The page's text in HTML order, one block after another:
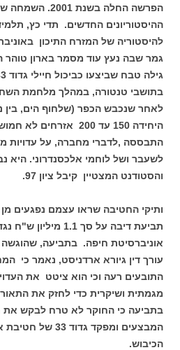
הפרשה החלה בשנת
ההיסטוריונים החדשים. תדי כץ,
להיסטוריה של המזרח התיכון
גמר שבה נעץ עוד מסמר בארון טוהר
בתושבי טנטורה, במהלך מלחמת
לאחר שנכבש הכפר (שלחוף הים, בין
היחידה 150 עד 200
התבססה ,לדברי מחברה, על עדויות
לשעבר ושל לוחמי אלכסנדרוני. היא
והסטודנט המצטיין קיבל ציון 97.
ותיקי החטיבה שראו עצמם נפגעים
תביעת דיבה על סך 1.1
עורך דין גיורא ארדניסט, נאמר כי
התובעים רעה וכי הוא ציטט את
מגמתית ושיקרית כדי לחזק את
בתביעה כי החוקר לא טרח לבקש את
המבצעים ומפקד
הכיבוש.